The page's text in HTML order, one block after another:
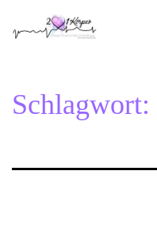
Inhalt2Herzen1Körper
Schlagwort: